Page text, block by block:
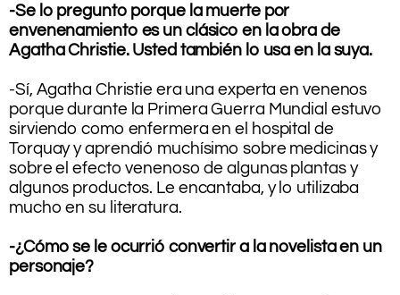
-Se lo pregunto porque la muerte por
envenenamiento es un clásico en la obra de
Agatha Christie. Usted también lo usa en la suya.
-Sí, Agatha Christie era una experta en venenos
porque durante la Primera Guerra Mundial estuvo
sirviendo como enfermera en el hospital de
Torquay y aprendió muchísimo sobre medicinas y
sobre el efecto venenoso de algunas plantas y
algunos productos. Le encantaba, y lo utilizaba
mucho en su literatura.
-¿Cómo se le ocurrió convertir a la novelista en un
personaje?